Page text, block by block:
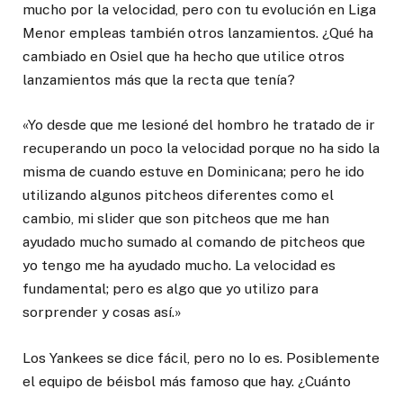
mucho por la velocidad, pero con tu evolución en Liga
Menor empleas también otros lanzamientos. ¿Qué ha
cambiado en Osiel que ha hecho que utilice otros
lanzamientos más que la recta que tenía?
«Yo desde que me lesioné del hombro he tratado de ir
recuperando un poco la velocidad porque no ha sido la
misma de cuando estuve en Dominicana; pero he ido
utilizando algunos pitcheos diferentes como el
cambio, mi slider que son pitcheos que me han
ayudado mucho sumado al comando de pitcheos que
yo tengo me ha ayudado mucho. La velocidad es
fundamental; pero es algo que yo utilizo para
sorprender y cosas así.»
Los Yankees se dice fácil, pero no lo es. Posiblemente
el equipo de béisbol más famoso que hay. ¿Cuánto